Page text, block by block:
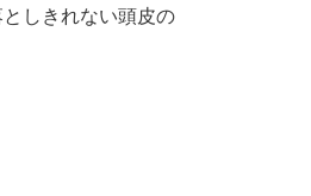
しきれない頭皮の